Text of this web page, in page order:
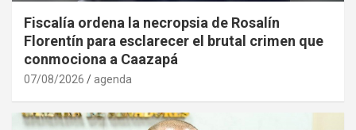
Fiscalía ordena la necropsia de Rosalín
Florentín para esclarecer el brutal crimen que
conmociona a Caazapá
07/08/2026 agenda